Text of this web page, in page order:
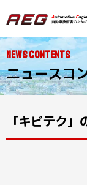
NEWS CONTENTS
ニュースコ
「キビテク